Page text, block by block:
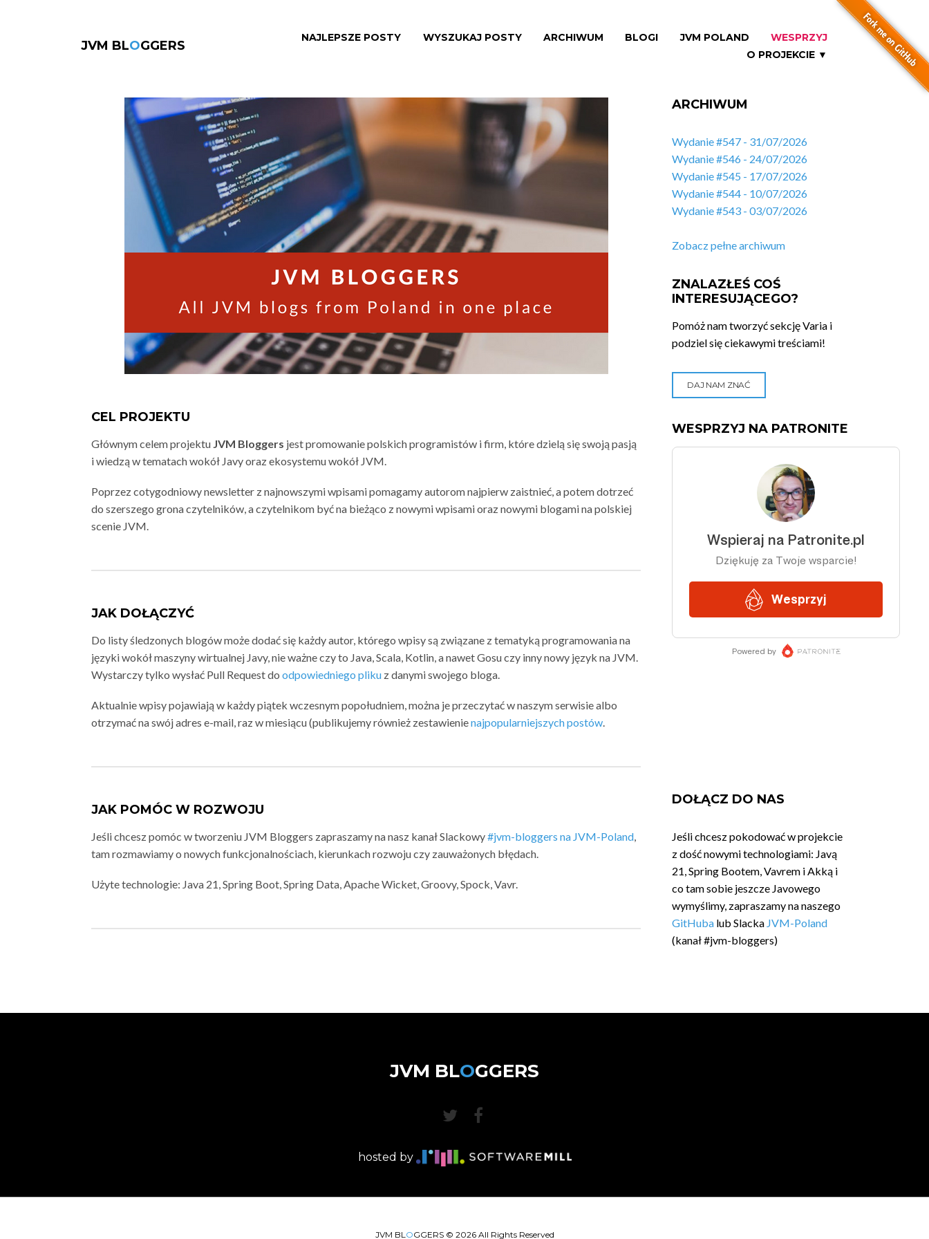
JVM BLOGGERS
NAJLEPSZE POSTY WYSZUKAJ POSTY ARCHIWUM BLOGI JVM POLAND
WESPRZYJ
O PROJEKCIE ▼
CEL PROJEKTU
Głównym celem projektu JVM Bloggers jest promowanie polskich programistów i firm, które dzielą się swoją pasją
i wiedzą w tematach wokół Javy oraz ekosystemu wokół JVM.
Poprzez cotygodniowy newsletter z najnowszymi wpisami pomagamy autorom najpierw zaistnieć, a potem dotrzeć
do szerszego grona czytelników, a czytelnikom być na bieżąco z nowymi wpisami oraz nowymi blogami na polskiej
scenie JVM.
JAK DOŁĄCZYĆ
Do listy śledzonych blogów może dodać się każdy autor, którego wpisy są związane z tematyką programowania na
języki wokół maszyny wirtualnej Javy, nie ważne czy to Java, Scala, Kotlin, a nawet Gosu czy inny nowy język na JVM.
Wystarczy tylko wysłać Pull Request do odpowiedniego pliku z danymi swojego bloga.
Aktualnie wpisy pojawiają w każdy piątek wczesnym popołudniem, można je przeczytać w naszym serwisie albo
otrzymać na swój adres e-mail, raz w miesiącu (publikujemy również zestawienienajpopularniejszych postów.
JAK POMÓC W ROZWOJU
Jeśli chcesz pomóc w tworzeniu JVM Bloggers zapraszamy na nasz kanał Slackowy#jvm-bloggers na JVM-Poland,
tam rozmawiamy o nowych funkcjonalnościach, kierunkach rozwoju czy zauważonych błędach.
Użyte technologie: Java 21, Spring Boot, Spring Data, Apache Wicket, Groovy, Spock, Vavr.
ARCHIWUM
Wydanie #547 - 31/07/2026
Wydanie #546 - 24/07/2026
Wydanie #545 - 17/07/2026
Wydanie #544 - 10/07/2026
Wydanie #543 - 03/07/2026
Zobacz pełne archiwum
ZNALAZŁEŚ COŚ
INTERESUJĄCEGO?
Pomóż nam tworzyć sekcję Varia i
podziel się ciekawymi treściami!
DAJ NAM ZNAĆ
WESPRZYJ NA PATRONITE
DOŁĄCZ DO NAS
Jeśli chcesz pokodować w projekcie
z dość nowymi technologiami: Javą
21, Spring Bootem, Vavrem i Akką i
co tam sobie jeszcze Javowego
wymyślimy, zapraszamy na naszego
GitHuba lub Slacka JVM-Poland
(kanał #jvm-bloggers)
JVM BLOGGERS
hosted by
JVM BLOGGERS © 2026All Rights Reserved